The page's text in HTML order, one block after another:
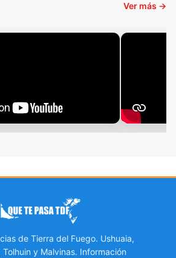
Ver más →
de Tierra del Fuego. Ushuaia,
Tolhuin y Malvinas. Información